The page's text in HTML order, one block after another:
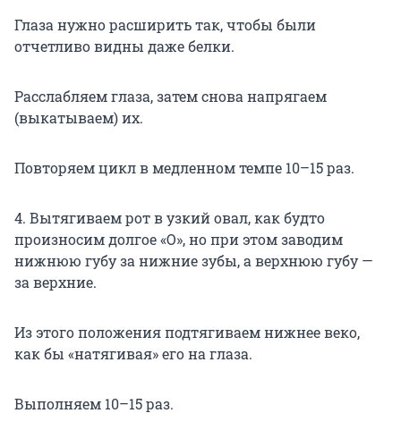
Глаза нужно расширить так, чтобы были
отчетливо видны даже белки.
Расслабляем глаза, затем снова напрягаем
(выкатываем) их.
Повторяем цикл в медленном темпе 10–15 раз.
4. Вытягиваем рот в узкий овал, как будто
произносим долгое «О», но при этом заводим
нижнюю губу за нижние зубы, а верхнюю губу —
за верхние.
Из этого положения подтягиваем нижнее веко,
как бы «натягивая» его на глаза.
Выполняем 10–15 раз.